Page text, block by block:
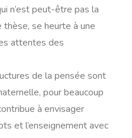
n’est peut-être pas la
se heurte à une
attentes des
de la pensée sont
pour beaucoup
à envisager
et l’enseignement avec